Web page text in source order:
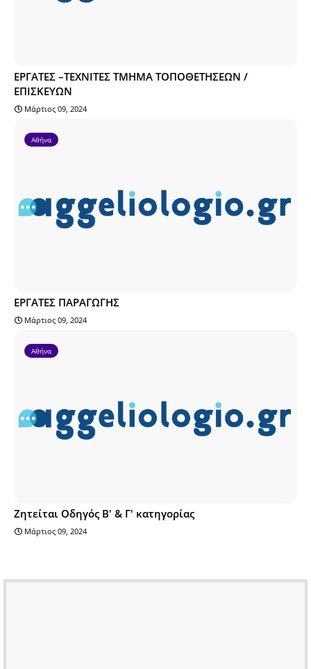
ΕΡΓΑΤΕΣ –ΤΕΧΝΙΤΕΣ ΤΜΗΜΑ ΤΟΠΟΘΕΤΗΣΕΩΝ /
ΕΠΙΣΚΕΥΩΝ
Μάρτιος 09, 2024
Αθήνα
ΕΡΓΑΤΕΣ ΠΑΡΑΓΩΓΗΣ
Μάρτιος 09, 2024
Αθήνα
Ζητείται Οδηγός Β' & Γ' κατηγορίας
Μάρτιος 09, 2024